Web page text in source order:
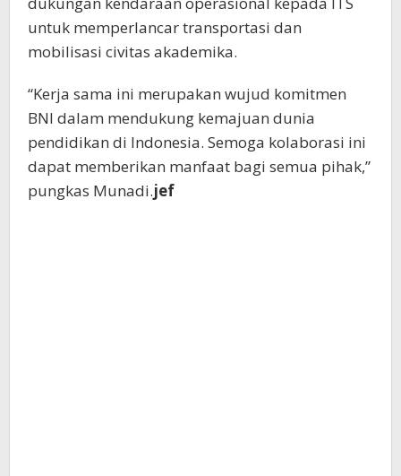
untuk memperlancar transportasi dan
mobilisasi civitas akademika.
“Kerja sama ini merupakan wujud komitmen
BNI dalam mendukung kemajuan dunia
pendidikan di Indonesia. Semoga kolaborasi ini
dapat memberikan manfaat bagi semua pihak,”
pungkas Munadi.jef